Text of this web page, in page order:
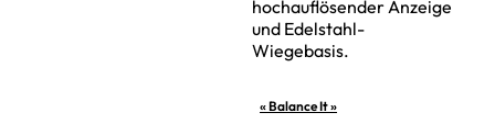
« Balance It »